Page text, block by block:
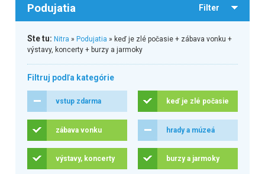
Podujatia Filter
Ste tu: Nitra » Podujatia » keď je zlé počasie + zábava vonku +
výstavy, koncerty + burzy a jarmoky
Filtruj podľa kategórie
vstup zdarma keď je zlé počasie
zábava vonku hrady a múzeá
výstavy, koncerty burzy a jarmoky